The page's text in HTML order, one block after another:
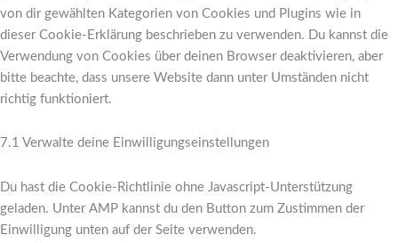
von dir gewählten Kategorien von Cookies und Plugins wie in
dieser Cookie-Erklärung beschrieben zu verwenden. Du kannst die
Verwendung von Cookies über deinen Browser deaktivieren, aber
bitte beachte, dass unsere Website dann unter Umständen nicht
richtig funktioniert.
7.1 Verwalte deine Einwilligungseinstellungen
Du hast die Cookie-Richtlinie ohne Javascript-Unterstützung
geladen. Unter AMP kannst du den Button zum Zustimmen der
Einwilligung unten auf der Seite verwenden.